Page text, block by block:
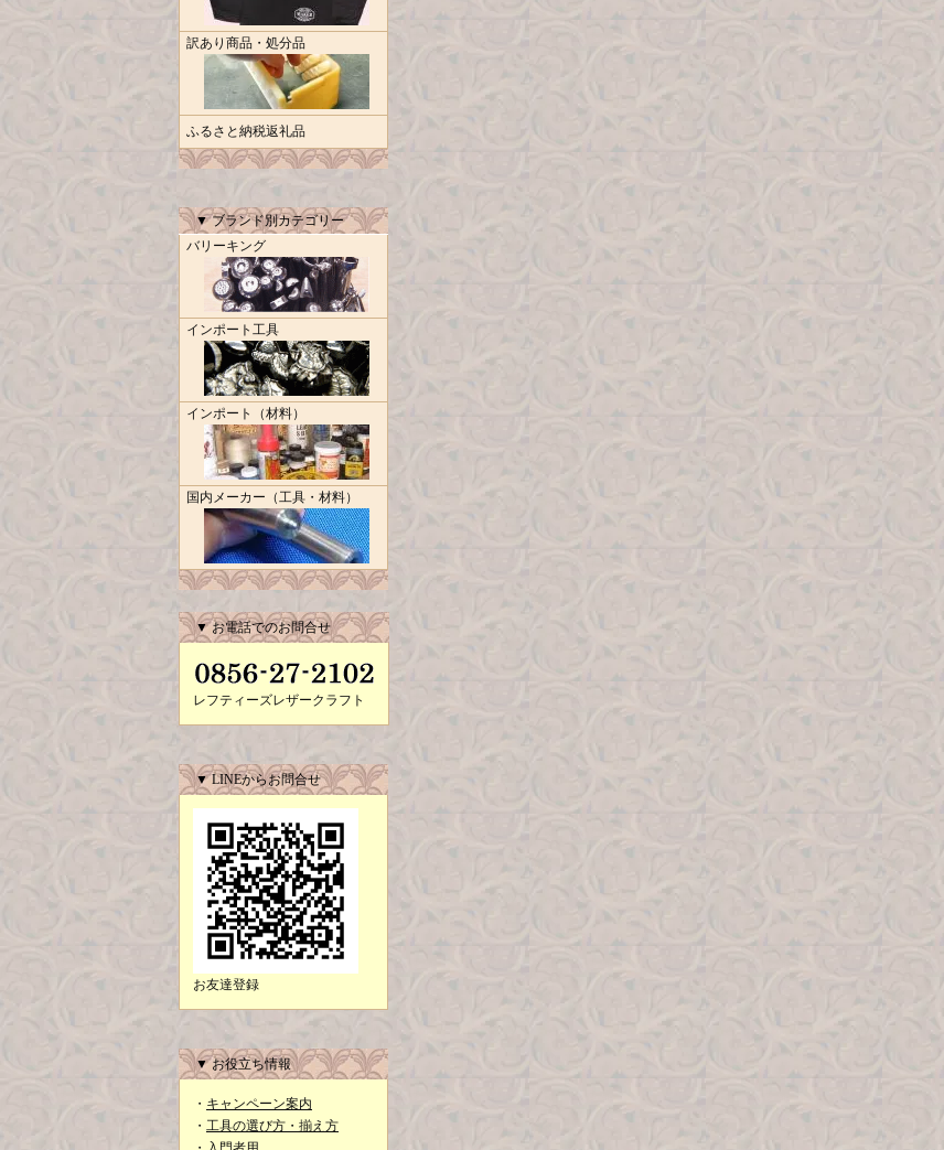
訳あり商品・処分品
ふるさと納税返礼品
▼ ブランド別カテゴリー
バリーキング
インポート工具
インポート（材料）
国内メーカー（工具・材料）
▼ お電話でのお問合せ
レフティーズレザークラフト
▼ LINEからお問合せ
お友達登録
▼ お役立ち情報
・ キャンペーン案内
・ 工具の選び方・揃え方